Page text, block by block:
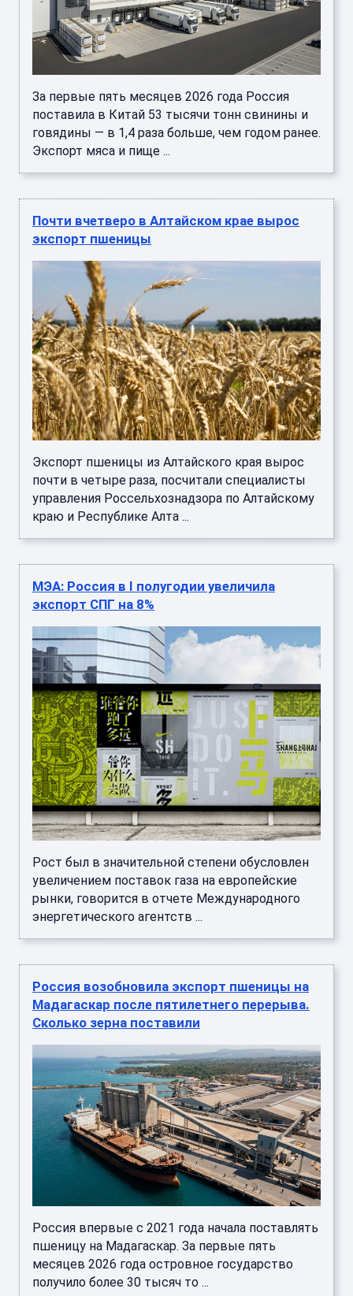
За первые пять месяцев 2026 года Россия
поставила в Китай 53 тысячи тонн свинины и
говядины — в 1,4 раза больше, чем годом ранее.
Экспорт мяса и пище ...
Почти вчетверо в Алтайском крае вырос
экспорт пшеницы
Экспорт пшеницы из Алтайского края вырос
почти в четыре раза, посчитали специалисты
управления Россельхознадзора по Алтайскому
краю и Республике Алта ...
МЭА: Россия в I полугодии увеличила
экспорт СПГ на 8%
Рост был в значительной степени обусловлен
увеличением поставок газа на европейские
рынки, говорится в отчете Международного
энергетического агентств ...
Россия возобновила экспорт пшеницы на
Мадагаскар после пятилетнего перерыва.
Сколько зерна поставили
Россия впервые с 2021 года начала поставлять
пшеницу на Мадагаскар. За первые пять
месяцев 2026 года островное государство
получило более 30 тысяч то ...